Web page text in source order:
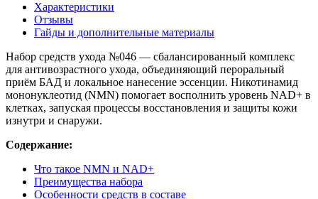
Характеристики
Отзывы
Гайды и дополнительные материалы
Набор средств ухода №046 — сбалансированный комплекс
для антивозрастного ухода, объединяющий пероральный
приём БАД и локальное нанесение эссенции. Никотинамид
мононуклеотид (NMN) помогает восполнить уровень NAD+ в
клетках, запуская процессы восстановления и защиты кожи
изнутри и снаружи.
Содержание:
Что такое NMN и NAD+
Преимущества набора
Особенности средств в составе